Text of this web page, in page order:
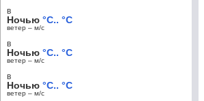
в
Ночью °C.. °C
ветер – м/c
в
Ночью °C.. °C
ветер – м/c
в
Ночью °C.. °C
ветер – м/c